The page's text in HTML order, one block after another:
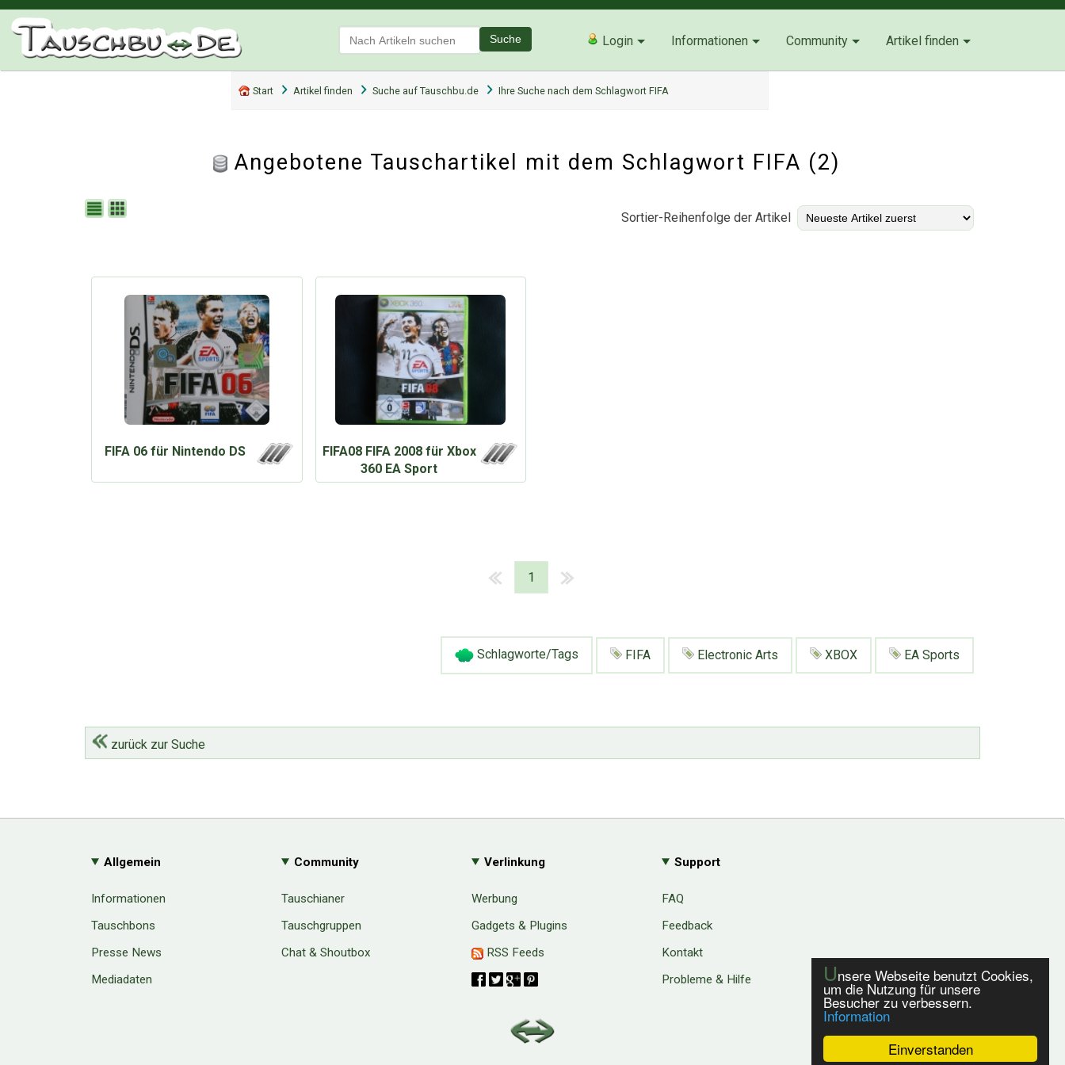
Einverstanden
Unsere Webseite benutzt Cookies,
um die Nutzung für unsere
Besucher zu verbessern.
Information
Suche Login Informationen Community Artikel finden
Start Artikel finden Suche auf Tauschbu.de Ihre Suche nach dem Schlagwort FIFA
Angebotene Tauschartikel mit dem Schlagwort FIFA (2)
Sortier-Reihenfolge der Artikel
FIFA 06 für Nintendo DS
FIFA08 FIFA 2008 für Xbox
360 EA Sport
1
Schlagworte/Tags FIFA Electronic Arts XBOX EA Sports
zurück zur Suche
Allgemein
Informationen
Tauschbons
Presse News
Mediadaten
Community
Tauschianer
Tauschgruppen
Chat & Shoutbox
Verlinkung
Werbung
Gadgets & Plugins
RSS Feeds
Support
FAQ
Feedback
Kontakt
Probleme & Hilfe